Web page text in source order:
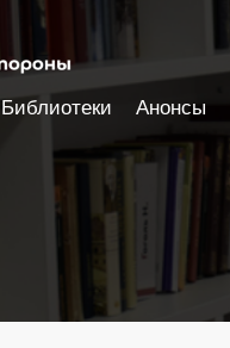
Библиотеки Анонсы
Настройки доступности